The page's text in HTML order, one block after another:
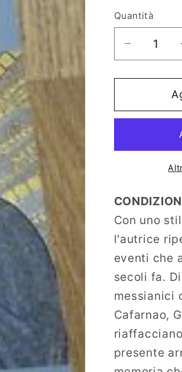
f
i
c
a
Quantità
quantità
per
Un
Vangelo
Oggi
Con uno
l'autrice
eventi che
secoli fa.
messianici
Cafarnao,
presente